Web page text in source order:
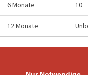
6 Monate 10
12 Monate